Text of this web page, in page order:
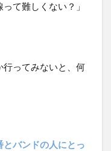
て難しくない？」
行ってみないと、何
バンドの人にとっ